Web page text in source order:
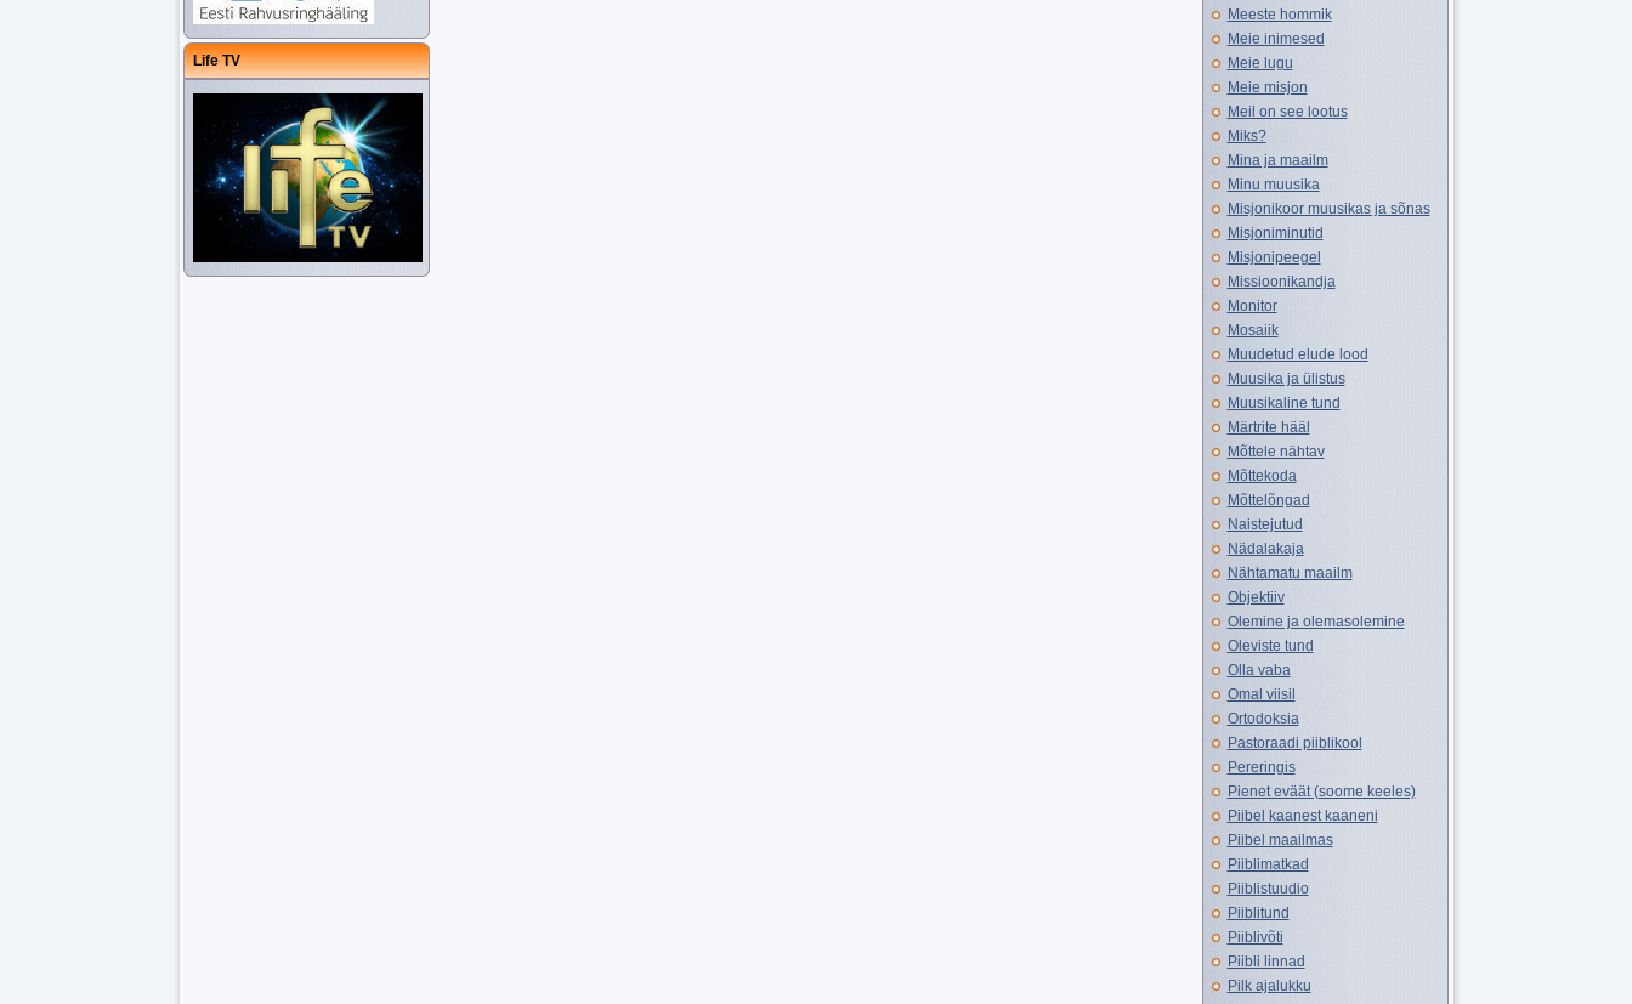
Life TV
Meeste hommik
Meie inimesed
Meie lugu
Meie misjon
Meil on see lootus
Miks?
Mina ja maailm
Minu muusika
Misjonikoor muusikas ja sõnas
Misjoniminutid
Misjonipeegel
Missioonikandja
Monitor
Mosaiik
Muudetud elude lood
Muusika ja ülistus
Muusikaline tund
Märtrite hääl
Mõttele nähtav
Mõttekoda
Mõttelõngad
Naistejutud
Nädalakaja
Nähtamatu maailm
Objektiiv
Olemine ja olemasolemine
Oleviste tund
Olla vaba
Omal viisil
Ortodoksia
Pastoraadi piiblikool
Pereringis
Pienet eväät (soome keeles)
Piibel kaanest kaaneni
Piibel maailmas
Piiblimatkad
Piiblistuudio
Piiblitund
Piiblivõti
Piibli linnad
Pilk ajalukku